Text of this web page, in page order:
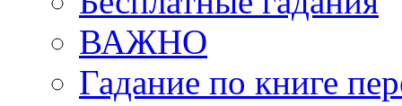
ВАЖНО
Гадание по книге